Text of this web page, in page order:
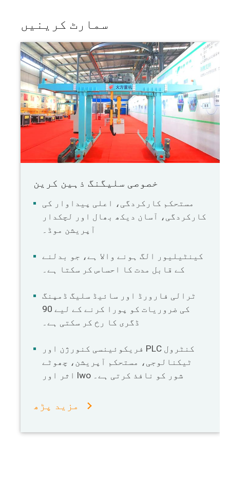
سمارٹ کرینیں
خصوصی سلیگنگ ذہین کرین
مستحکم کارکردگی، اعلی پیداوار کی
کارکردگی، آسان دیکھ بھال اور لچکدار
آپریشن موڈ۔
کینٹیلیور الگ ہونے والا ہے، جو بدلنے
کے قابل مدت کا احساس کر سکتا ہے۔
ٹرالی فارورڈ اور سائیڈ سلیگ ڈمپنگ
کی ضروریات کو پورا کرنے کے لیے 90
ڈگری کا رخ کر سکتی ہے۔
فریکوئینسی کنورژن اور PLC کنٹرول
ٹیکنالوجی، مستحکم آپریشن، چھوٹے
اثر اور lwo شور کو نافذ کرتی ہے۔
مزید پڑھ